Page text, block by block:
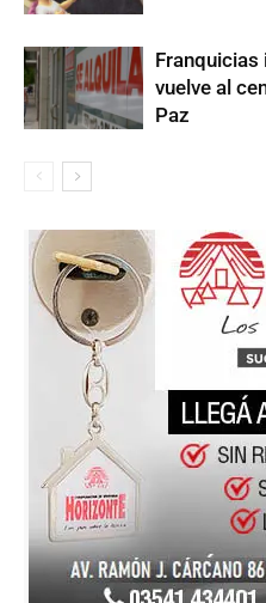
vuelve al
Paz